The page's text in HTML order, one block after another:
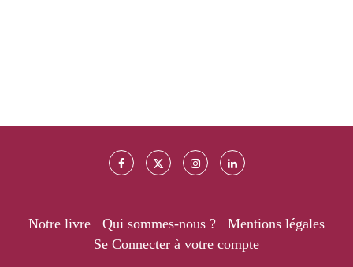
Notre livre Qui sommes-nous ?
Mentions légales
Se Connecter à votre compte